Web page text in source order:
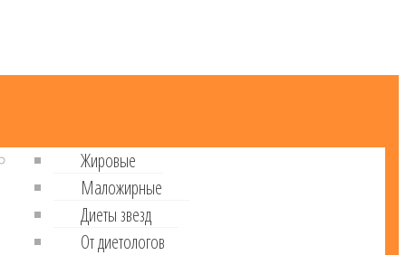
Жировые
Маложирные
Диеты звезд
От диетологов